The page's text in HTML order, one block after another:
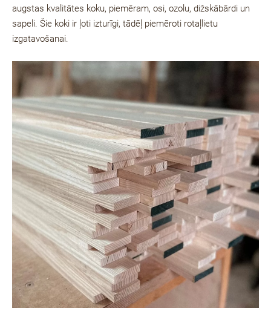
augstas kvalitātes koku, piemēram, osi, ozolu, dižskābārdi un
sapeli. Šie koki ir ļoti izturīgi, tādēļ piemēroti rotaļlietu
izgatavošanai.